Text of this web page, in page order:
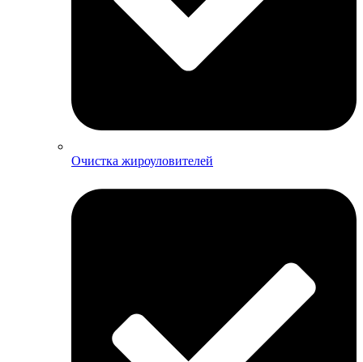
Очистка жироуловителей